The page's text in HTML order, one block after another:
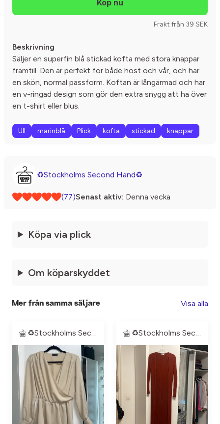
Frakt från 39 SEK
Beskrivning
Säljer en superfin blå stickad kofta med stora knappar
framtill. Den är perfekt för både höst och vår, och har
en skön, normal passform. Koftan är långärmad och har
en v-ringad design som gör den extra snygg att ha över
en t-shirt eller blus.
Ull marinblå Plick kofta stickad knappar
♻️Stockholms Second Hand♻️
(77)Senast aktiv: Denna vecka
Köpa via plick
Om köparskyddet
Mer från samma säljare Visa alla
♻️Stockholms Second Hand♻️ ♻️Stockholms Second Hand♻️